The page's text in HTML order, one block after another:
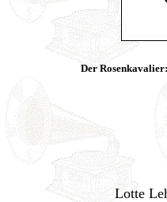
Der Rosenkavalier:
Lotte